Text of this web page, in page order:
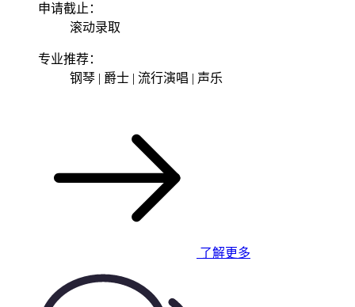
申请截止：
滚动录取
专业推荐：
钢琴 | 爵士 | 流行演唱 | 声乐
了解更多